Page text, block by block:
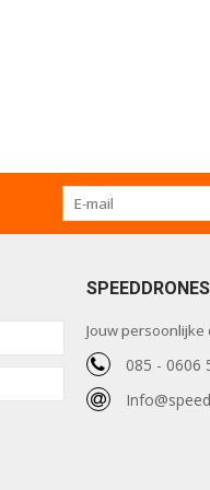
SPEEDDRONES
Jouw
085 - 0606